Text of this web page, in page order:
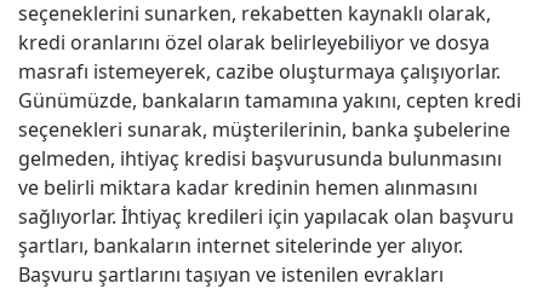
seçeneklerini sunarken, rekabetten kaynaklı olarak,
kredi oranlarını özel olarak belirleyebiliyor ve dosya
masrafı istemeyerek, cazibe oluşturmaya çalışıyorlar.
Günümüzde, bankaların tamamına yakını, cepten kredi
seçenekleri sunarak, müşterilerinin, banka şubelerine
gelmeden, ihtiyaç kredisi başvurusunda bulunmasını
ve belirli miktara kadar kredinin hemen alınmasını
sağlıyorlar. İhtiyaç kredileri için yapılacak olan başvuru
şartları, bankaların internet sitelerinde yer alıyor.
Başvuru şartlarını taşıyan ve istenilen evrakları